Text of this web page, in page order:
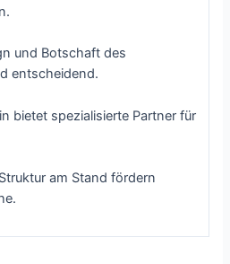
und Botschaft des
entscheidend.
bietet spezialisierte Partner für
am Stand fördern